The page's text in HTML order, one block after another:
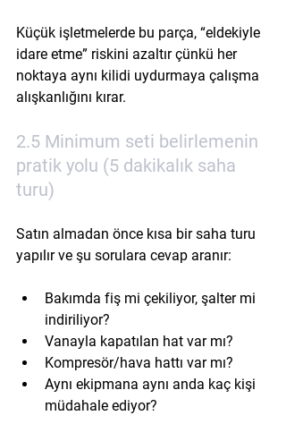
Küçük işletmelerde bu parça, “eldekiyle
idare etme” riskini azaltır çünkü her
noktaya aynı kilidi uydurmaya çalışma
alışkanlığını kırar.
2.5 Minimum seti belirlemenin
pratik yolu (5 dakikalık saha
turu)
Satın almadan önce kısa bir saha turu
yapılır ve şu sorulara cevap aranır:
Bakımda fiş mi çekiliyor, şalter mi
indiriliyor?
Vanayla kapatılan hat var mı?
Kompresör/hava hattı var mı?
Aynı ekipmana aynı anda kaç kişi
müdahale ediyor?